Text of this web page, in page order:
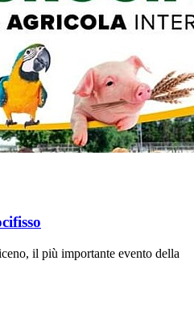
il più importante evento della